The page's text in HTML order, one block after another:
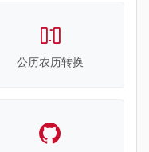
公历农历转换